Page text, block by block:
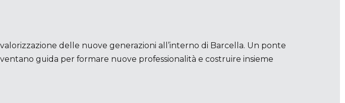
delle nuove generazioni all’interno di Barcella. Un ponte
guida per formare nuove professionalità e costruire insieme